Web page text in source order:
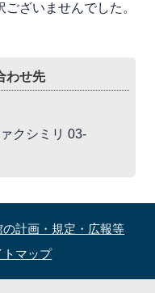
ざいませんでした。
わせ先
クシミリ 03-
の計画・規定・広報等
トマップ